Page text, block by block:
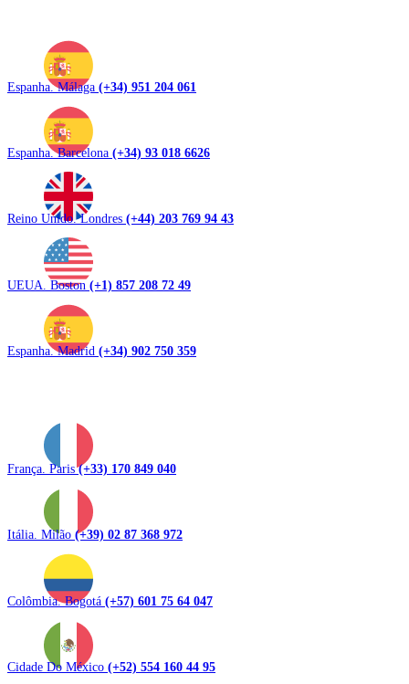
Espanha. Málaga (+34) 951 204 061
Espanha. Barcelona (+34) 93 018 6626
Reino Unido. Londres (+44) 203 769 94 43
UEUA. Boston (+1) 857 208 72 49
Espanha. Madrid (+34) 902 750 359
França. Paris(+33) 170 849 040
Itália. Milão (+39) 02 87 368 972
Colômbia. Bogotá (+57) 601 75 64 047
Cidade Do México (+52) 554 160 44 95